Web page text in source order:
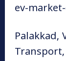
ev-
Palakkad,
Transport,